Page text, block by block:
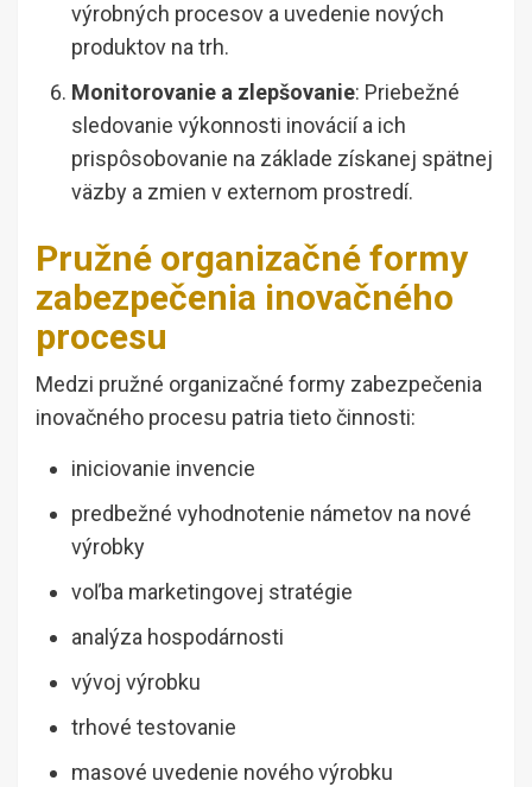
výrobných procesov a uvedenie nových
produktov na trh.
Monitorovanie a zlepšovanie: Priebežné
sledovanie výkonnosti inovácií a ich
prispôsobovanie na základe získanej spätnej
väzby a zmien v externom prostredí.
Pružné organizačné formy
zabezpečenia inovačného
procesu
Medzi pružné organizačné formy zabezpečenia
inovačného procesu patria tieto činnosti:
iniciovanie invencie
predbežné vyhodnotenie námetov na nové
výrobky
voľba marketingovej stratégie
analýza hospodárnosti
vývoj výrobku
trhové testovanie
masové uvedenie nového výrobku